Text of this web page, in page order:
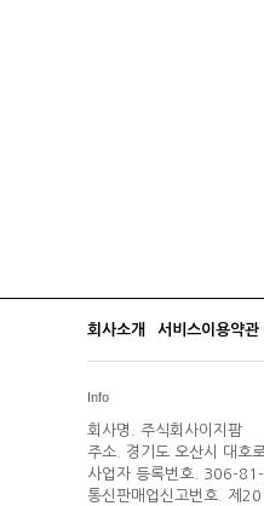
회사소개 서비스이용약관
Info
회사명.
주식회사이지팜
주소.
경기도 오산시 대호
사업자 등록번호.
306-
통신판매업신고번호.
제